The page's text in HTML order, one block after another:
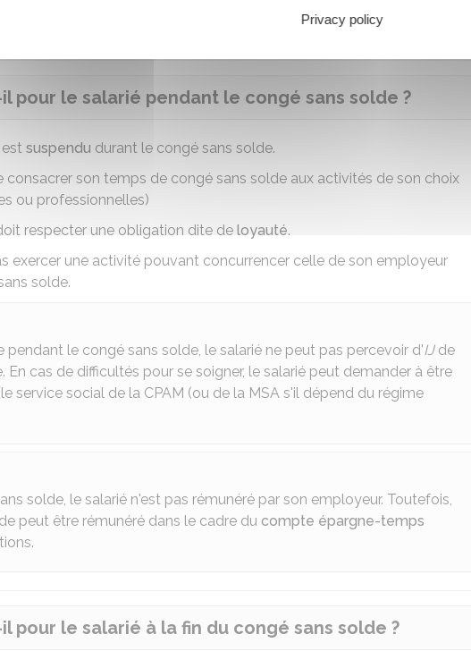
de salaire durant toute la durée du congé sans solde.
pour le salarié pendant le congé sans solde ?
suspendu durant le congé sans solde.
consacrer son temps de congé sans solde aux activités de son choix
ou professionnelles)
respecter une obligation dite de loyauté.
exercer une activité pouvant concurrencer celle de son employeur
solde.
pendant le congé sans solde, le salarié ne peut pas percevoir d'IJde
En cas de difficultés pour se soigner, le salarié peut demander à être
service social de la CPAM (ou de la MSA s'il dépend du régime
solde, le salarié n'est pas rémunéré par son employeur. Toutefois,
peut être rémunéré dans le cadre du compte épargne-temps
pour le salarié à la fin du congé sans solde ?
Privacy policy